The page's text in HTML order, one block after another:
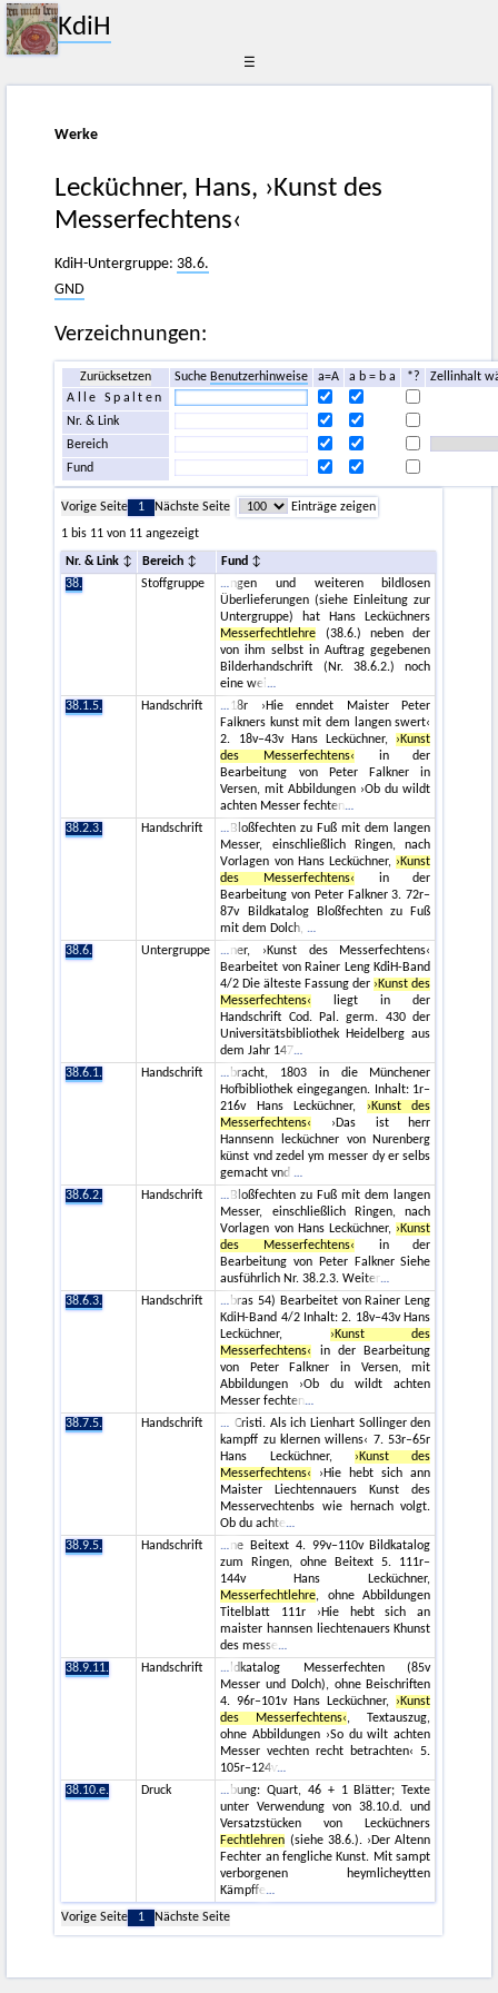
KdiH
☰
Werke
Lecküchner, Hans, ›Kunst des
Messerfechtens‹
KdiH-Untergruppe: 38.6.
GND
Verzeichnungen:
Zurücksetzen Suche Benutzerhinweise a=A a b = b a *?
Zellinhalt
Alle Spalten
Nr. & Link
Bereich
Fund
Vorige Seite 1 Nächste Seite
Einträge zeigen
1 bis 11 von 11 angezeigt
Nr. & Link Bereich
Fund
38.
Stoffgruppe
ngen und weiteren bildlosen
Überlieferungen (siehe Einleitung zur
Untergruppe) hat Hans Lecküchners
Messerfechtlehre (38.6.) neben der
von ihm selbst in Auftrag gegebenen
Bilderhandschrift (Nr. 38.6.2.) noch
eine wei
38.1.5.
Handschrift
18r ›Hie enndet Maister Peter
Falkners kunst mit dem langen swert‹
2. 18v–43v Hans Lecküchner, ›Kunst
des Messerfechtens‹ in der
Bearbeitung von Peter Falkner in
Versen, mit Abbildungen ›Ob du wildt
achten Messer fechten
38.2.3.
Handschrift
Bloßfechten zu Fuß mit dem langen
Messer, einschließlich Ringen, nach
Vorlagen von Hans Lecküchner, ›Kunst
des Messerfechtens‹ in der
Bearbeitung von Peter Falkner 3. 72r–
87v Bildkatalog Bloßfechten zu Fuß
mit dem Dolch,
38.6.
Untergruppe
ner, ›Kunst des Messerfechtens‹
Bearbeitet von Rainer Leng KdiH-Band
4/2 Die älteste Fassung der ›Kunst des
Messerfechtens‹
liegt in der
Handschrift Cod. Pal. germ. 430 der
Universitätsbibliothek Heidelberg aus
dem Jahr 147
38.6.1.
Handschrift
bracht, 1803 in die Münchener
Hofbibliothek eingegangen. Inhalt: 1r–
216v Hans Lecküchner,
›Kunst des
Messerfechtens‹
›Das ist herr
Hannsenn lecküchner von Nurenberg
künst vnd zedel ym messer dy er selbs
gemacht vnd
38.6.2.
Handschrift
Bloßfechten zu Fuß mit dem langen
Messer, einschließlich Ringen, nach
Vorlagen von Hans Lecküchner, ›Kunst
des Messerfechtens‹ in der
Bearbeitung von Peter Falkner Siehe
ausführlich Nr. 38.2.3. Weiter
38.6.3.
Handschrift
bras 54) Bearbeitet von Rainer Leng
KdiH-Band 4/2 Inhalt: 2. 18v–43v Hans
Lecküchner,
›Kunst des
Messerfechtens‹
in der Bearbeitung
von Peter Falkner in Versen, mit
Abbildungen ›Ob du wildt achten
Messer fechten
38.7.5.
Handschrift
Cristi. Als ich Lienhart Sollinger den
kampff zu klernen willens‹ 7. 53r–65r
Hans Lecküchner, ›Kunst des
Messerfechtens‹
›Hie hebt sich ann
Maister Liechtennauers Kunst des
Messervechtenbs wie hernach volgt.
Ob du achte
38.9.5.
Handschrift
ne Beitext 4. 99v–110v Bildkatalog
zum Ringen, ohne Beitext 5. 111r–
144v Hans Lecküchner,
Messerfechtlehre, ohne Abbildungen
Titelblatt 111r ›Hie hebt sich an
maister hannsen liechtenauers Khunst
des messe
38.9.11.
Handschrift
ldkatalog Messerfechten (85v
Messer und Dolch), ohne Beischriften
4. 96r–101v Hans Lecküchner, ›Kunst
des Messerfechtens‹, Textauszug,
ohne Abbildungen ›So du wilt achten
Messer vechten recht betrachten‹ 5.
105r–124v
38.10.e.
Druck
bung: Quart, 46 + 1 Blätter; Texte
unter Verwendung von 38.10.d. und
Versatzstücken von Lecküchners
Fechtlehren (siehe 38.6.). ›Der Altenn
Fechter an fengliche Kunst. Mit sampt
verborgenen heymlicheytten
Kämpffe
Vorige Seite
1 Nächste Seite